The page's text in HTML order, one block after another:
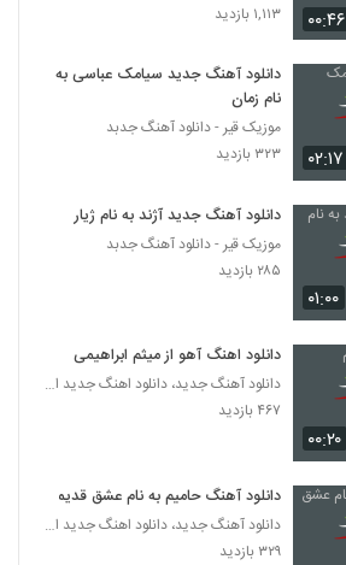
دانلود آهنگ محمدرضا هدایتی من دیوانه
نیستم
موزیک زیبای عاشق شدن از محسن ابراهیم
۳,۶۳۷ بازدید
Iman Ghiasi Tab Tond
دانلود آهنگ جدید و زیبای سینا سرلک با نام
چشمای آبی
۱,۲۹۹ بازدید
دانلود آهنگ جدید و زیبای کاوه یغمایی با نام
جاده (رمیکس)
۸۶۵ بازدید
دانلود آهنگ سجاد حاتمی دلبر جذاب (Sajad
Hatami Delbar Jazab)
۰۰:۴۶
۱,۱۱۳ بازدید
۰۲:۱۷
دانلود آهنگ جدید سیامک عباسی به
نام زمان
موزیک قیر - دانلود آهنگ جدبد
۳۲۳ بازدید
۰۱:۰۰
دانلود آهنگ جدید آژند به نام ژیار
موزیک قیر - دانلود آهنگ جدبد
۲۸۵ بازدید
۰۰:۲۰
دانلود اهنگ آهو از میثم ابراهیمی
دانلود آهنگ جدید، دانلود اهنگ جدید ایرانی
۴۶۷ بازدید
دانلود آهنگ حامیم به نام عشق قدیمی
دانلود آهنگ جدید، دانلود اهنگ جدید ایرانی
۳۲۹ بازدید